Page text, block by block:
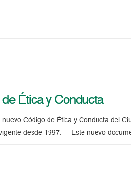
Ética y Conducta
Código de Ética y Conducta del
desde 1997. Este nuevo